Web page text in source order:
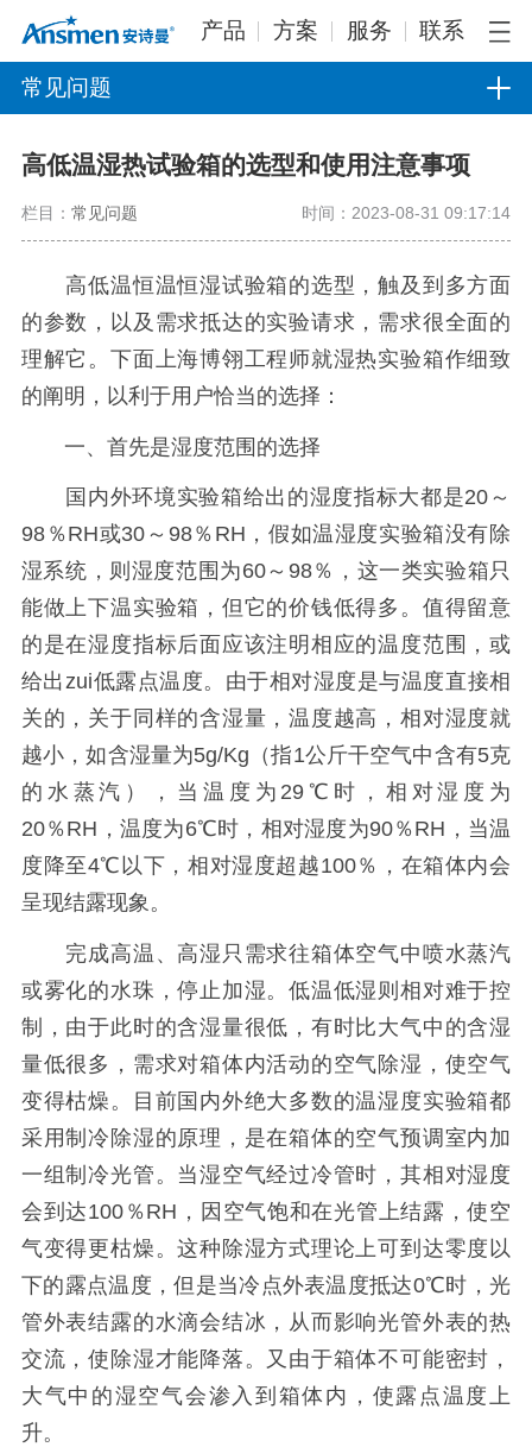
产品 方案 服务 联系
常见问题
高低温湿热试验箱的选型和使用注意事项
栏目： 常见问题 时间：2023-08-31 09:17:14
高低温恒温恒湿试验箱的选型，触及到多方面
的参数，以及需求抵达的实验请求，需求很全面的
理解它。下面上海博翎工程师就湿热实验箱作细致
的阐明，以利于用户恰当的选择：
一、首先是湿度范围的选择
国内外环境实验箱给出的湿度指标大都是20～
98％RH或30～98％RH，假如温湿度实验箱没有除
湿系统，则湿度范围为60～98％，这一类实验箱只
能做上下温实验箱，但它的价钱低得多。值得留意
的是在湿度指标后面应该注明相应的温度范围，或
给出zui低露点温度。由于相对湿度是与温度直接相
关的，关于同样的含湿量，温度越高，相对湿度就
越小，如含湿量为5g/Kg（指1公斤干空气中含有5克
的水蒸汽），当温度为29℃时，相对湿度为
20％RH，温度为6℃时，相对湿度为90％RH，当温
度降至4℃以下，相对湿度超越100％，在箱体内会
呈现结露现象。
完成高温、高湿只需求往箱体空气中喷水蒸汽
或雾化的水珠，停止加湿。低温低湿则相对难于控
制，由于此时的含湿量很低，有时比大气中的含湿
量低很多，需求对箱体内活动的空气除湿，使空气
变得枯燥。目前国内外绝大多数的温湿度实验箱都
采用制冷除湿的原理，是在箱体的空气预调室内加
一组制冷光管。当湿空气经过冷管时，其相对湿度
会到达100％RH，因空气饱和在光管上结露，使空
气变得更枯燥。这种除湿方式理论上可到达零度以
下的露点温度，但是当冷点外表温度抵达0℃时，光
管外表结露的水滴会结冰，从而影响光管外表的热
交流，使除湿才能降落。又由于箱体不可能密封，
大气中的湿空气会渗入到箱体内，使露点温度上
升。